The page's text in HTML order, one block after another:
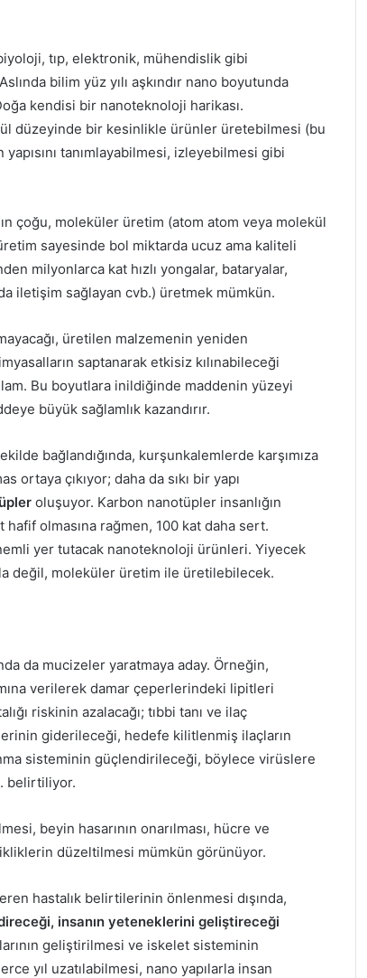
tıp, elektronik, mühendislik gibi
bilim yüz yılı aşkındır nano boyutunda
kendisi bir nanoteknoloji harikası.
düzeyinde bir kesinlikle ürünler üretebilmesi (bu
yapısını tanımlayabilmesi, izleyebilmesi gibi
çoğu, moleküler üretim (atom atom veya molekül
sayesinde bol miktarda ucuz ama kaliteli
milyonlarca kat hızlı yongalar, bataryalar,
iletişim sağlayan cvb.) üretmek mümkün.
üretilen malzemenin yeniden
saptanarak etkisiz kılınabileceği
Bu boyutlara inildiğinde maddenin yüzeyi
büyük sağlamlık kazandırır.
bağlandığında, kurşunkalemlerde karşımıza
ortaya çıkıyor; daha da sıkı bir yapı
oluşuyor. Karbon nanotüpler insanlığın
olmasına rağmen, 100 kat daha sert.
yer tutacak nanoteknoloji ürünleri. Yiyecek
değil, moleküler üretim ile üretilebilecek.
da mucizeler yaratmaya aday. Örneğin,
verilerek damar çeperlerindeki lipitleri
riskinin azalacağı; tıbbi tanı ve ilaç
giderileceği, hedefe kilitlenmiş ilaçların
sisteminin güçlendirileceği, böylece virüslere
belirtiliyor.
beyin hasarının onarılması, hücre ve
düzeltilmesi mümkün görünüyor.
hastalık belirtilerinin önlenmesi dışında,
insanın yeteneklerini geliştireceği
geliştirilmesi ve iskelet sisteminin
yıl uzatılabilmesi, nano yapılarla insan